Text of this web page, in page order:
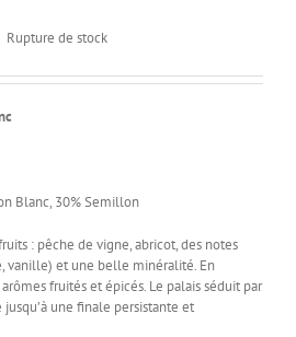
Rupture de stock
Blanc, 30% Semillon
: pêche de vigne, abricot, des notes
vanille) et une belle minéralité. En
fruités et épicés. Le palais séduit par
une finale persistante et